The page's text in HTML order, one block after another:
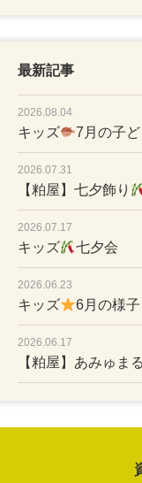
最新記事
2026.08.04
キッズ 7月の子
2026.07.31
【粕屋】七夕飾り
2026.07.17
キッズ 七夕会
2026.06.23
キッズ 6月の様子
2026.06.17
【粕屋】あみゅま